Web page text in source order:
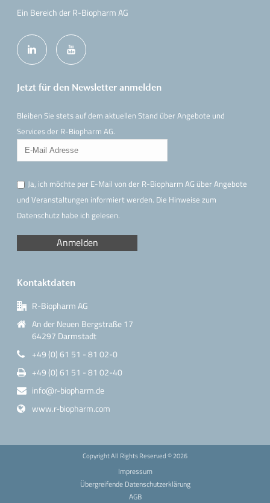
Ein Bereich der R-Biopharm AG
Jetzt für den Newsletter anmelden
Bleiben Sie stets auf dem aktuellen Stand über Angebote und
Services der R-Biopharm AG.
Ja, ich möchte per E-Mail von der R-Biopharm AG über Angebote
und Veranstaltungen informiert werden. Die Hinweisezum
Datenschutz habe ich gelesen.
Kontaktdaten
R-Biopharm AG
An der Neuen Bergstraße 17
64297 Darmstadt
+49 (0) 61 51 - 81 02-0
+49 (0) 61 51 - 81 02-40
info@r-biopharm.de
www.r-biopharm.com
Copyright All Rights Reserved ©2026
Impressum
Übergreifende Datenschutzerklärung
AGB